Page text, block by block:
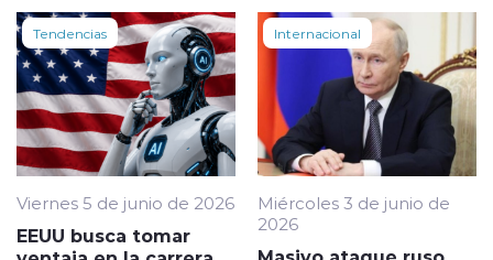
Tendencias
Viernes 5 de junio de 2026
EEUU busca tomar
Internacional
Miércoles 3 de junio de
2026